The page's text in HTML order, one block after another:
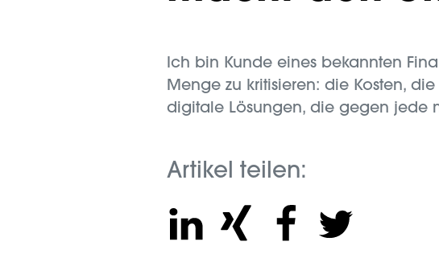
Ich bin Kunde eines bekannten
Menge zu kritisieren: die Kosten,
digitale Lösungen, die gegen jede
Artikel teilen: